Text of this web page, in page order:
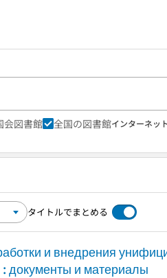
会図書館 全国の図書館インターネッ
タイトルでまとめる
и внедрения
: документы и материалы